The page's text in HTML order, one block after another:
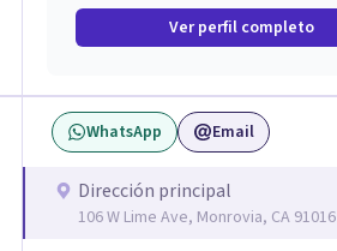
Ver perfil completo
WhatsApp Email
Dirección principal
106 W Lime Ave, Monrovia, CA 91016